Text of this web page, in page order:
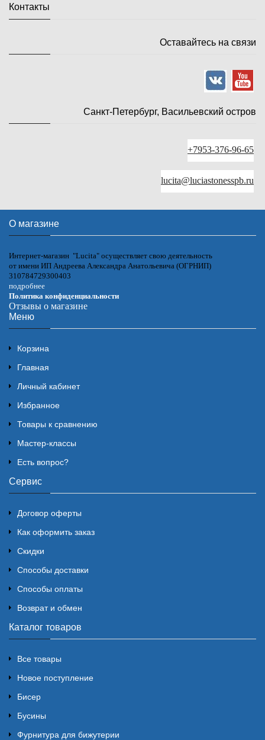
Контакты
Оставайтесь на связи
Санкт-Петербург, Васильевский остров
+7953-376-96-65
lucita@luciastonesspb.ru
О магазине
Интернет-магазин "Lucita" осуществляет свою деятельность
от имени ИП Андреева Александра Анатольевича (ОГРНИП)
310784729300403
подробнее
Политика конфиденциальности
Отзывы о магазине
Меню
Корзина
Главная
Личный кабинет
Избранное
Товары к сравнению
Мастер-классы
Есть вопрос?
Сервис
Договор оферты
Как оформить заказ
Скидки
Способы доставки
Способы оплаты
Возврат и обмен
Каталог товаров
Все товары
Новое поступление
Бисер
Бусины
Фурнитура для бижутерии